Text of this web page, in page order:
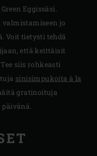
Eggissäsi.
jo
Voit tietysti tehdä
että keittäisit
siis rohkeasti
sinisimpukoita à la
gratinoituja